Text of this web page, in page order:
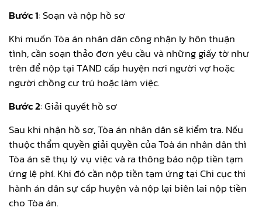
Bước 1: Soạn và nộp hồ sơ
Khi muốn Tòa án nhân dân công nhận ly hôn thuận
tình, cần soạn thảo đơn yêu cầu và những giấy tờ như
trên để nộp tại TAND cấp huyện nơi người vợ hoặc
người chồng cư trú hoặc làm việc.
Bước 2: Giải quyết hồ sơ
Sau khi nhận hồ sơ, Tòa án nhân dân sẽ kiểm tra. Nếu
thuộc thẩm quyền giải quyền của Toà án nhân dân thì
Tòa án sẽ thụ lý vụ việc và ra thông báo nộp tiền tạm
ứng lệ phí. Khi đó cần nộp tiền tạm ứng tại Chi cục thi
hành án dân sự cấp huyện và nộp lại biên lai nộp tiền
cho Tòa án.